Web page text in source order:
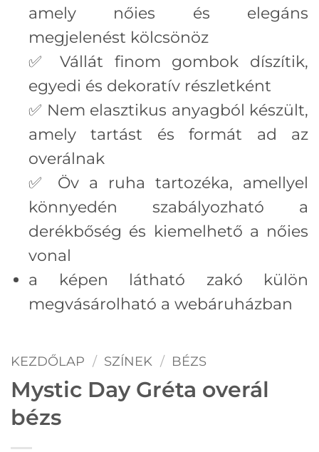
amely nőies és elegáns
megjelenést kölcsönöz
✅ Vállát finom gombok díszítik,
egyedi és dekoratív részletként
✅ Nem elasztikus anyagból készült,
amely tartást és formát ad az
overálnak
✅ Öv a ruha tartozéka, amellyel
könnyedén szabályozható a
derékbőség és kiemelhető a nőies
vonal
a képen látható zakó külön
megvásárolható a webáruházban
KEZDŐLAP / SZÍNEK / BÉZS
Mystic Day Gréta overál
bézs